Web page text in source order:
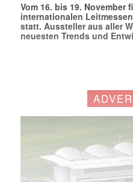
Vom 16. bis 19.
internationalen Leitmessen
statt. Aussteller aus aller
neuesten Trends und